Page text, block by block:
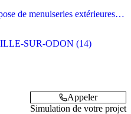
de menuiseries extérieures en
SUR-ODON (14)
Appeler
Simulation de votre projet